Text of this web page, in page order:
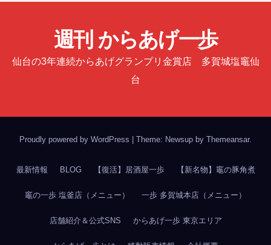
週刊 からあげ一歩
仙台の3年連続からあげグランプリ金賞店 多賀城塩竈仙
台
Proudly powered by WordPress | Theme: Newsup by Themeansar.
最新情報 BLOG 【復活】居酒屋一歩 【新名物】竈の豚角煮
竈の一歩 塩釜店（メニュー） 一歩 多賀城本店（メニュー）
店舗紹介＆公式SNS からあげ一歩 東京エリア